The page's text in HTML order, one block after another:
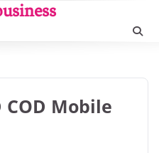
COD Mobile